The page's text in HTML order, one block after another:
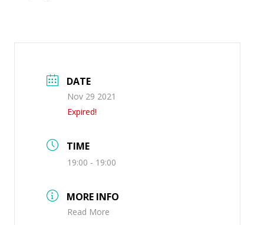
DATE
Nov 29 2021
Expired!
TIME
19:00 - 19:00
MORE INFO
Read More